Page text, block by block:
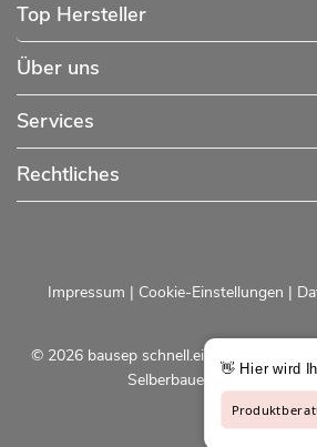
Top Hersteller
Über uns
Services
Rechtliches
© 2026 bausep
Selberbauer und Profis |
Impressum | Cookie-Einstellungen |